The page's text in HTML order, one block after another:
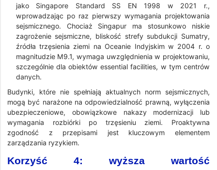
jako Singapore Standard SS EN 1998 w 2021 r.,
wprowadzając po raz pierwszy wymagania projektowania
sejsmicznego. Chociaż Singapur ma stosunkowo niskie
zagrożenie sejsmiczne, bliskość strefy subdukcji Sumatry,
źródła trzęsienia ziemi na Oceanie Indyjskim w 2004 r. o
magnitudzie M9.1, wymaga uwzględnienia w projektowaniu,
szczególnie dla obiektów essential facilities, w tym centrów
danych.
Budynki, które nie spełniają aktualnych norm sejsmicznych,
mogą być narażone na odpowiedzialność prawną, wyłączenia
ubezpieczeniowe, obowiązkowe nakazy modernizacji lub
wymagania rozbiórki po trzęsieniu ziemi. Proaktywna
zgodność z przepisami jest kluczowym elementem
zarządzania ryzykiem.
Korzyść 4: wyższa wartość